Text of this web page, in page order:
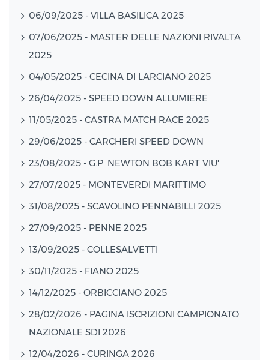
06/09/2025 - VILLA BASILICA 2025
07/06/2025 - MASTER DELLE NAZIONI RIVALTA
2025
04/05/2025 - CECINA DI LARCIANO 2025
26/04/2025 - SPEED DOWN ALLUMIERE
11/05/2025 - CASTRA MATCH RACE 2025
29/06/2025 - CARCHERI SPEED DOWN
23/08/2025 - G.P. NEWTON BOB KART VIU'
27/07/2025 - MONTEVERDI MARITTIMO
31/08/2025 - SCAVOLINO PENNABILLI 2025
27/09/2025 - PENNE 2025
13/09/2025 - COLLESALVETTI
30/11/2025 - FIANO 2025
14/12/2025 - ORBICCIANO 2025
28/02/2026 - PAGINA ISCRIZIONI CAMPIONATO
NAZIONALE SDI 2026
12/04/2026 - CURINGA 2026